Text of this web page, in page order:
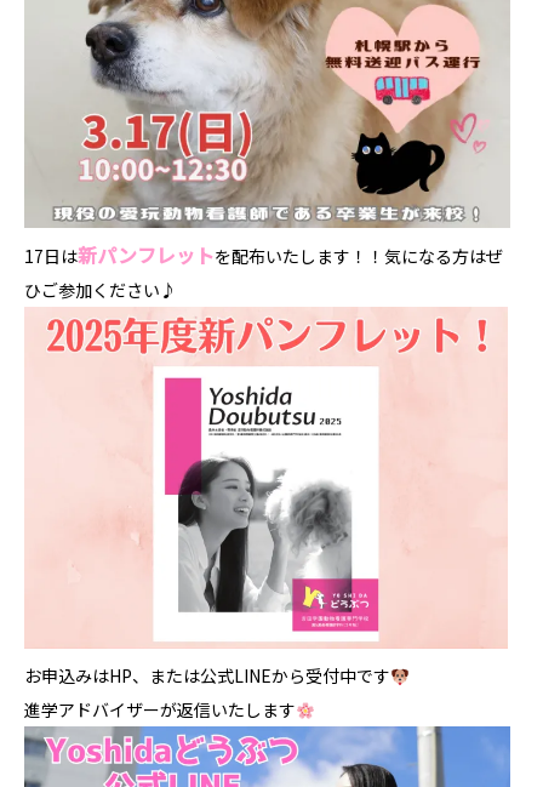
17日は新パンフレットを配布いたします！！気になる方はぜ
ひご参加ください♪
お申込みはHP、または公式LINEから受付中です
進学アドバイザーが返信いたします